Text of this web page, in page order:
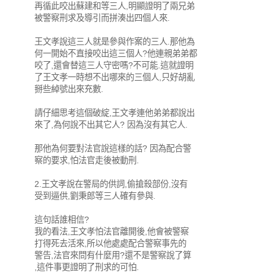
再循此咬出蘇建和等三人,明顯證明了兩兄弟
被警察刑求及導引而拼湊出四個人來.
王文孝說這三人就是參與作案的三人.那他為
何一開始不直接咬出這三個人?他連親弟弟都
咬了,還會替這三人守密嗎?不可能.這就證明
了王文孝一時想不出哪來的三個人,只好胡亂
掰些綽號出來充數.
請仔細思考這個破綻,王文孝連他弟弟都說出
來了,為何說不出其它人? 因為沒有其它人.
那他為何要對法官說這樣的話? 因為配合警
察的要求,怕法官走後被動刑.
2.王文孝說在警局的供詞,偷搶殺部份,沒有
受到逼供,劉秉郎等三人確有參與.
這句話誰相信?
我的看法,王文孝怕法官離開後,他會被警察
打得死去活來,所以他處處配合警察事先的
警告,法官來問有什麼用?還不是警察說了算
,這件事更證明了刑求的可怕.